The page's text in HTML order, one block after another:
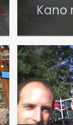
Kano